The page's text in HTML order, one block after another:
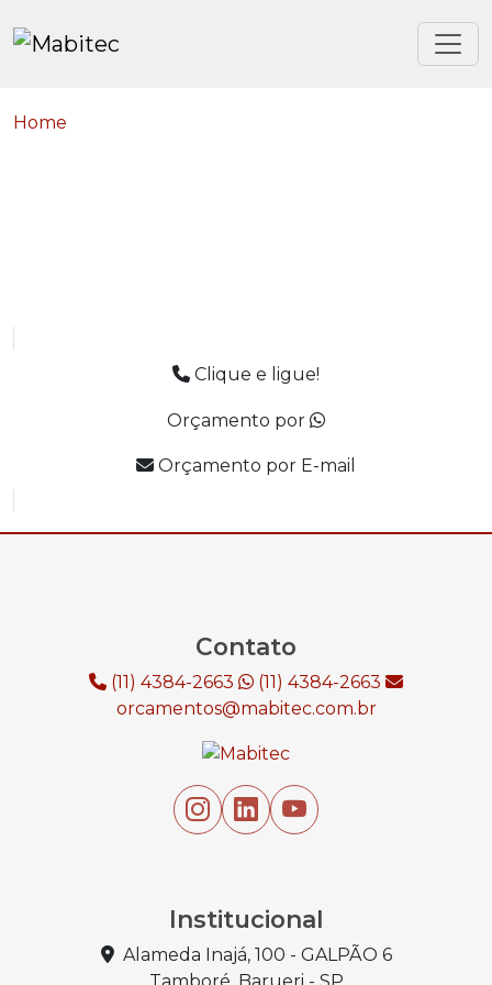
Home
Clique e ligue!
Orçamento por
Orçamento por E-mail
Contato
(11) 4384-2663
(11) 4384-2663
orcamentos@mabitec.com.br
Institucional
Alameda Inajá, 100 - GALPÃO 6